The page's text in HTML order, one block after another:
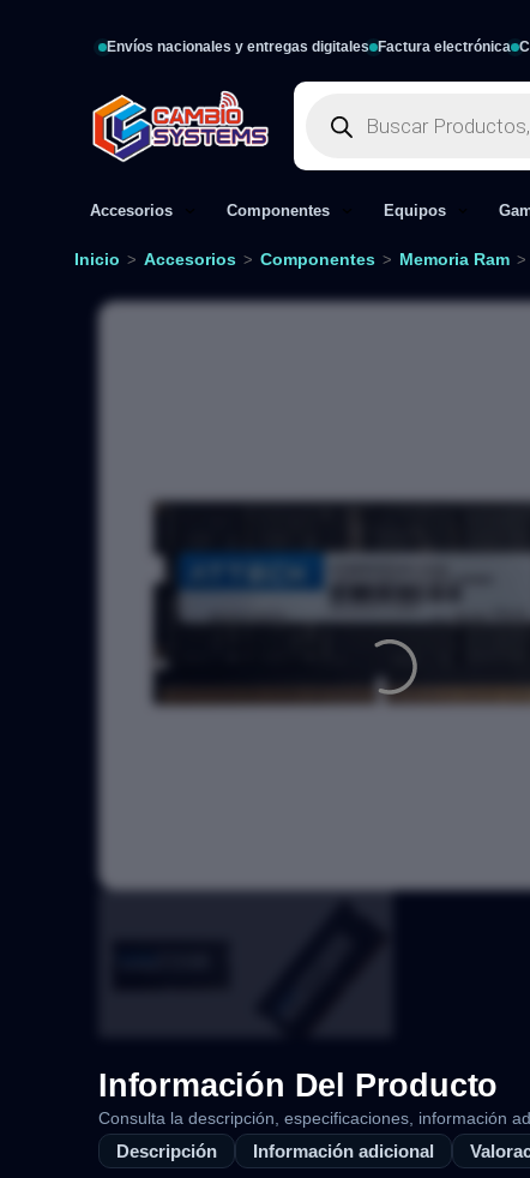
Envíos nacionales y entregas digitales Factura electrónica
Accesorios Componentes Equipos
Inicio > Accesorios > Componentes > Memoria Ram >
Información Del Producto
Consulta la descripción, especificaciones, información
Descripción Información adicional